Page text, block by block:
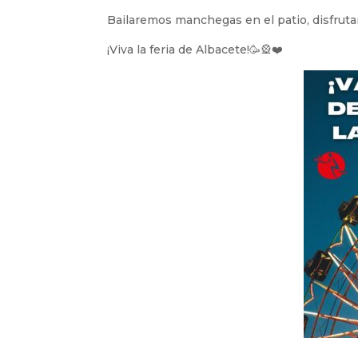
Bailaremos manchegas en el patio,
¡Viva la feria de Albacete!🥳🎡❤️